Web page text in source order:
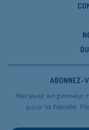
ABONNEZ-
Recevez en primeur
pour la famille.